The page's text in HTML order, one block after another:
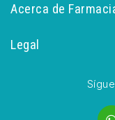
Acerca de
Legal